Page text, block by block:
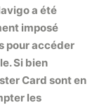
a été
imposé
pour accéder
Si bien
Card sont en
les